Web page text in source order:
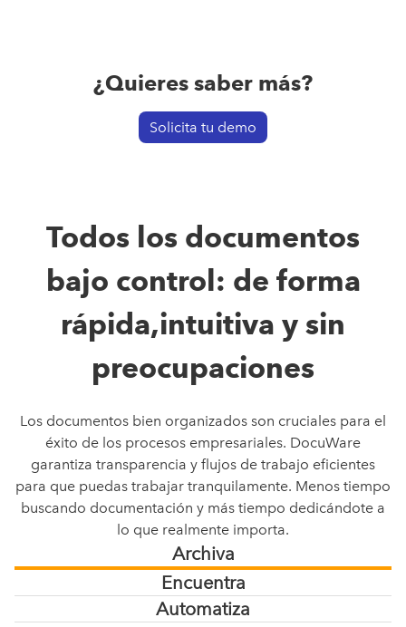
¿Quieres saber más?
Solicita tu demo
Todos los documentos
bajo control: de forma
rápida,intuitiva y sin
preocupaciones
Los documentos bien organizados son cruciales para el
éxito de los procesos empresariales. DocuWare
garantiza transparencia y flujos de trabajo eficientes
para que puedas trabajar tranquilamente. Menos tiempo
buscando documentación y más tiempo dedicándote a
lo que realmente importa.
Archiva
Encuentra
Automatiza